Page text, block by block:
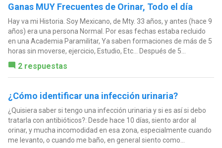
Ganas MUY Frecuentes de Orinar, Todo el día
Hay va mi Historia. Soy Mexicano, de Mty. 33 años, y antes (hace 9
años) era una persona Normal. Por esas fechas estaba recluido
en una Academia Paramilitar, Ya saben formaciones de más de 5
horas sin moverse, ejercicio, Estudio, Etc... Después de 5...
2 respuestas
¿Cómo identificar una infección urinaria?
¿Quisiera saber si tengo una infección urinaria y si es así si debo
tratarla con antibióticos?: Desde hace 10 días, siento ardor al
orinar, y mucha incomodidad en esa zona, especialmente cuando
me levanto, o cuando me baño, en general siento como...